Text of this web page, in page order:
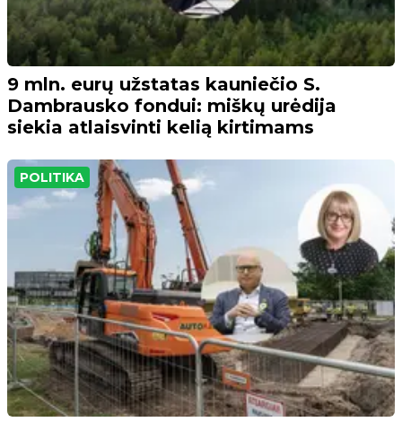
9 mln. eurų užstatas kauniečio S.
Dambrausko fondui: miškų urėdija
siekia atlaisvinti kelią kirtimams
POLITIKA